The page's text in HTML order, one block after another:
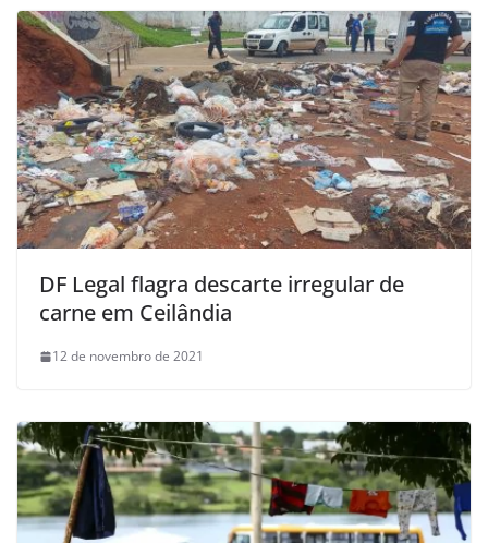
DF Legal flagra descarte irregular de
carne em Ceilândia
12 de novembro de 2021